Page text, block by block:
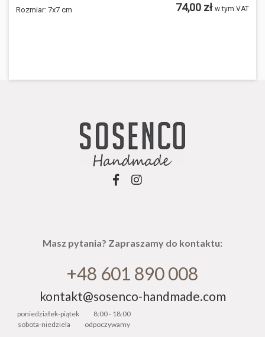
Rozmiar: 7x7 cm 74,00 zł w tym VAT
Masz pytania? Zapraszamy do kontaktu:
+48 601 890 008
kontakt@sosenco-handmade.com
poniedziałek-piątek
8:00 - 18:00
sobota-niedziela
odpoczywamy